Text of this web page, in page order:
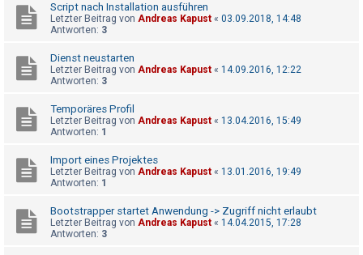
b
e
a
n
w
o
t
e
Script nach Installation ausführen
Letzter Beitrag von Andreas Kapust « 03.09.2018, 14:48
Antworten: 3
Dienst neustarten
Letzter Beitrag von Andreas Kapust « 14.09.2016, 12:22
Antworten: 3
Temporäres Profil
Letzter Beitrag von Andreas Kapust « 13.04.2016, 15:49
Antworten: 1
Import eines Projektes
Letzter Beitrag von Andreas Kapust « 13.01.2016, 19:49
Antworten: 1
Bootstrapper startet Anwendung -> Zugriff nicht erlaubt
Letzter Beitrag von Andreas Kapust « 14.04.2015, 17:28
Antworten: 3